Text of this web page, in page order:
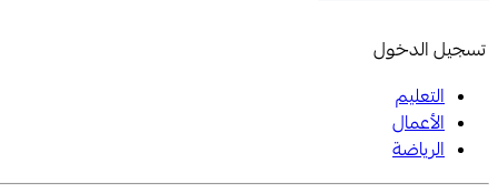
تسجيل الدخول
التعليم
الأعمال
الرياضة